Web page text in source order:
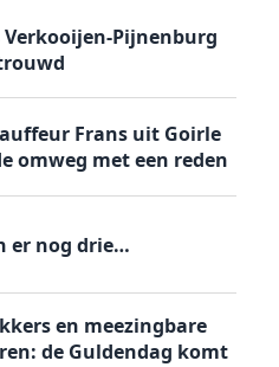
Verkooijen-Pijnenburg
Frans uit Goirle
omweg met een reden
er nog drie…
en meezingbare
de Guldendag komt